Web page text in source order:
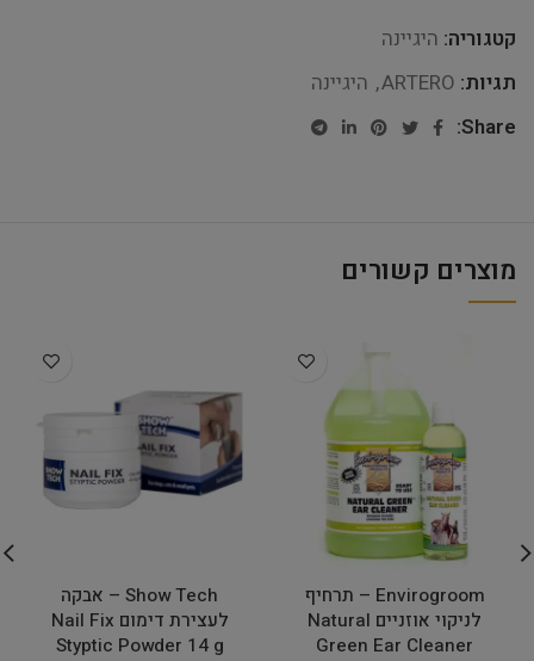
קטגוריה: היגיינה
תגיות: ARTERO
, היגיינה
Share:
מוצרים קשורים
Envirogroom – תרחיף
לניקוי אוזניים Natural
Green Ear Cleaner
Show Tech – אבקה
לעצירת דימום Nail Fix
Styptic Powder 14 g